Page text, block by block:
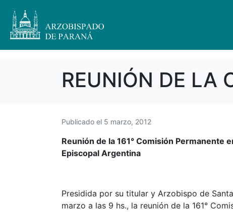
REUNIÓN DE LA
Publicado el 5 marzo, 2012
Reunión de la 161° Comisión Permanente
Episcopal Argentina
Presidida por su titular y Arzobispo de
marzo a las 9 hs., la reunión de la 161°